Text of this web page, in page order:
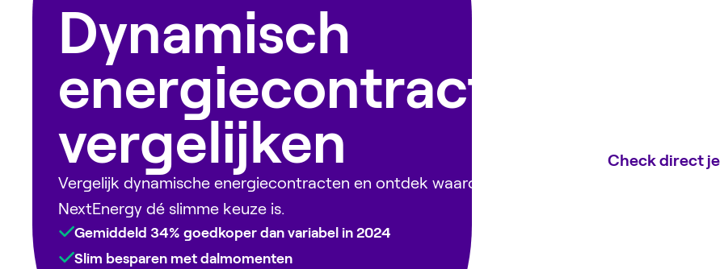
Dynamisch
energiecontract
vergelijken
Vergelijk dynamische energiecontracten en ontdek waarom
NextEnergy dé slimme keuze is.
Gemiddeld 34% goedkoper dan variabel in 2024
Slim besparen met dalmomenten
Check direct je